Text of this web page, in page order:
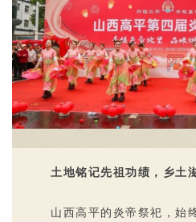
土地铭记先祖功绩，乡土
山西高平的炎帝祭祀，始